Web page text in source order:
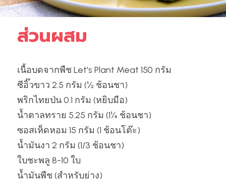
ส่วนผสม
เนื้อบดจากพืช Let's Plant Meat 150 กรัม
ซีอิ๊วขาว 2.5 กรัม (½ ช้อนชา)
พริกไทยป่น 0.1 กรัม (หยิบมือ)
น้ำตาลทราย 5.25 กรัม (1¼ ช้อนชา)
ซอสเห็ดหอม 15 กรัม (1 ช้อนโต๊ะ)
น้ำมันงา 2 กรัม (1/3 ช้อนชา)
ใบชะพลู 8-10 ใบ
น้ำมันพืช (สำหรับย่าง)